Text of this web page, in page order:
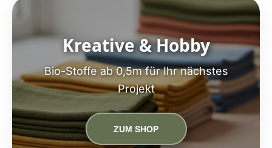
Kreative & Hobby
Bio-Stoffe ab 0,5m für Ihr nächstes
Projekt
ZUM SHOP